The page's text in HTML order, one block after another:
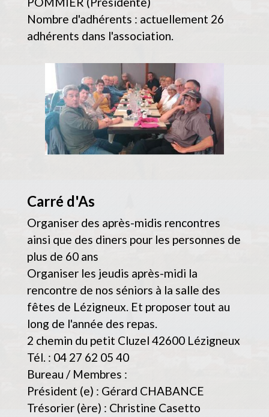
Nombre d'adhérents : actuellement 26
adhérents dans l'association.
Carré d'As
Organiser des après-midis rencontres
ainsi que des diners pour les personnes de
plus de 60 ans
Organiser les jeudis après-midi la
rencontre de nos séniors à la salle des
fêtes de Lézigneux. Et proposer tout au
long de l'année des repas.
2 chemin du petit Cluzel 42600 Lézigneux
Tél. : 04 27 62 05 40
Bureau / Membres :
Président (e) : Gérard CHABANCE
Trésorier (ère) : Christine Casetto